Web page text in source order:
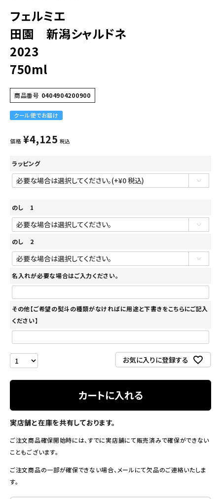
フェルミエ
田園 新潟シャルドネ
2023
750ml
商品番号 0404904200900
クール便でお届け
価格 ¥4,125 税込
ラッピング
のし 1
のし 2
名入れが必要な場合はご入力ください。
その他【ご希望の熨斗の種類がなければに用途と下書きをこちらにご記入
ください】
お気に入りに登録する
カートに入れる
実店舗と在庫を共有しております。
ご注文商品確保開始時には、すでに実店舗にて販売済みで確保ができない
こともございます。
ご注文商品の一部が確保できない場合、メールにて欠品のご連絡いたしま
す。